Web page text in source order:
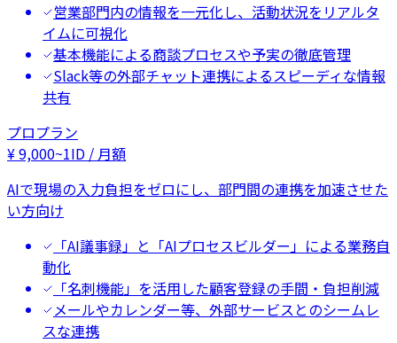
営業部門内の情報を一元化し、活動状況をリアルタ
イムに可視化
基本機能による商談プロセスや予実の徹底管理
Slack等の外部チャット連携によるスピーディな情報
共有
プロプラン
¥9,000~1ID / 月額
AIで現場の入力負担をゼロにし、部門間の連携を加速させた
い方向け
「AI議事録」と「AIプロセスビルダー」による業務自
動化
「名刺機能」を活用した顧客登録の手間・負担削減
メールやカレンダー等、外部サービスとのシームレ
スな連携